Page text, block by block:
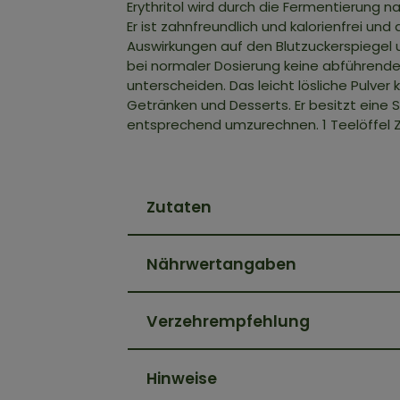
Erythritol wird durch die Fermentierung
Er ist zahnfreundlich und kalorienfrei
Auswirkungen auf den
bei normaler Dosierung keine
unterscheiden. Das leicht lösliche
Getränken und Desserts. Er besitzt eine
entsprechend umzurechnen. 1 Teelöffel
Zutaten
Nährwertangaben
Verzehrempfehlung
Hinweise